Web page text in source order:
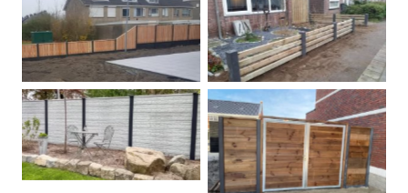
Douglas schutting Tuinhek voortuin
Betonschutting
Dubbele poort